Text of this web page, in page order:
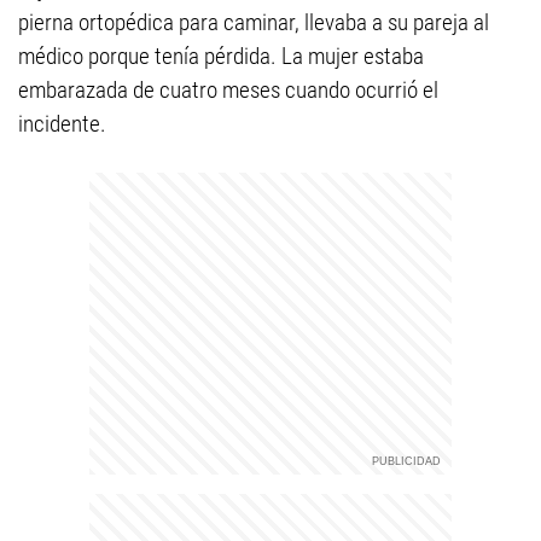
pierna ortopédica para caminar, llevaba a su pareja al
médico porque tenía pérdida. La mujer estaba
embarazada de cuatro meses cuando ocurrió el
incidente.